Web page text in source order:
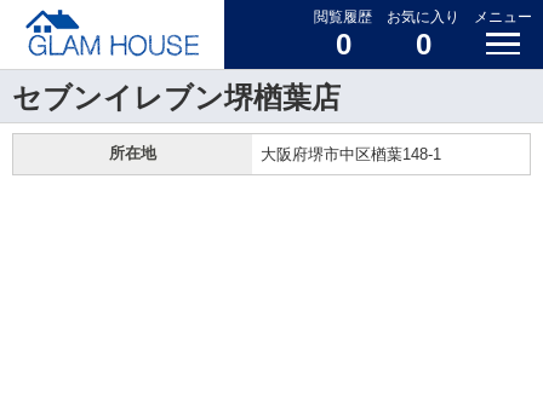
閲覧履歴
0
お気に入り
0
メニュー
セブンイレブン堺楢葉店
所在地 大阪府堺市中区楢葉148-1